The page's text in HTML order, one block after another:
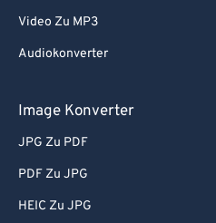
Video Zu MP3
Audiokonverter
Image Konverter
JPG Zu PDF
PDF Zu JPG
HEIC Zu JPG